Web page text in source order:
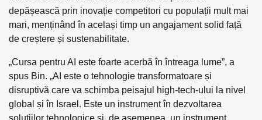
depășească prin inovație competitori cu populații mult mai
mari, menținând în același timp un angajament solid față
de creștere și sustenabilitate.
„Cursa pentru AI este foarte acerbă în întreaga lume”, a
spus Bin. „AI este o tehnologie transformatoare și
disruptivă care va schimba peisajul high-tech-ului la nivel
global și în Israel. Este un instrument în dezvoltarea